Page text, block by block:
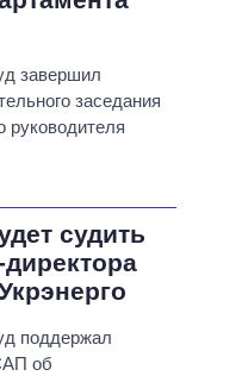
завершил
заседания
руководителя
судить
поддержал
об